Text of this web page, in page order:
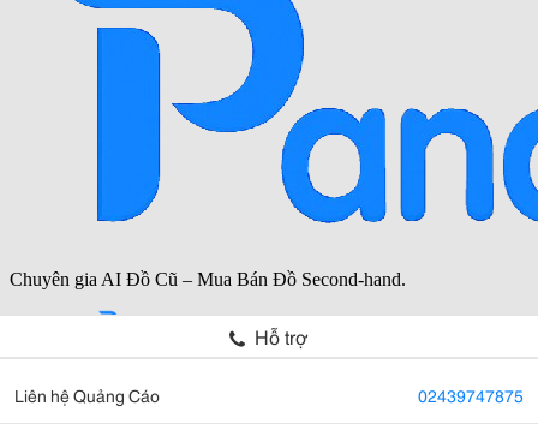
Hỗ trợ
Liên hệ Quảng Cáo 02439747875